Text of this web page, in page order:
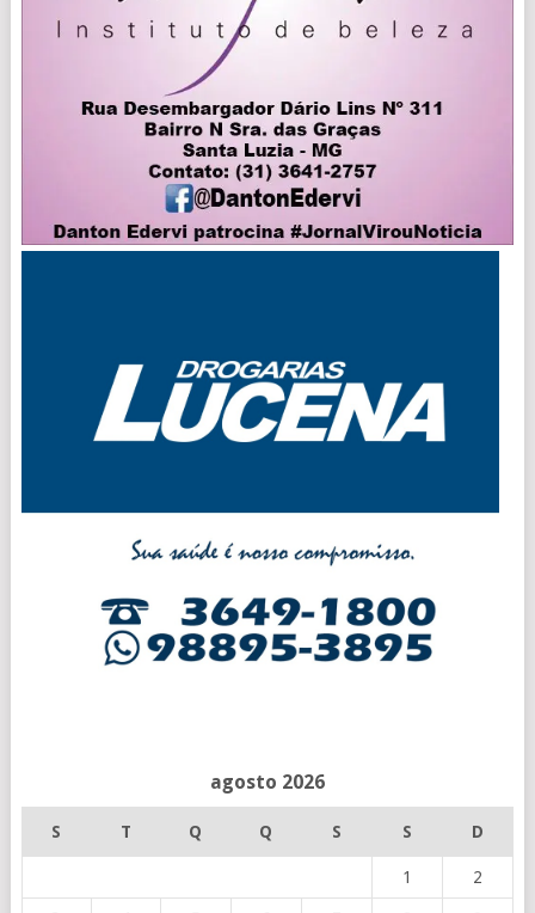
agosto 2026
S T Q Q S S D
1 2